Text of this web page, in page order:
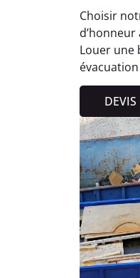
Choisir
Louer une